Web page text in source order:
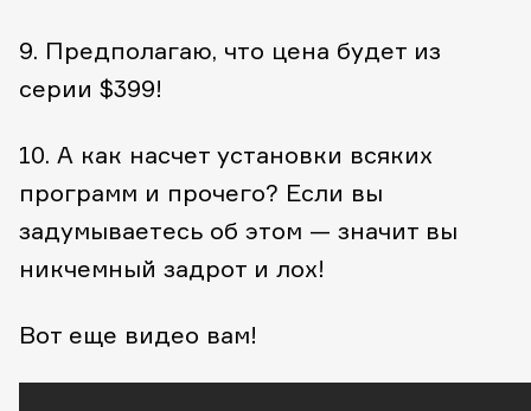
9. Предполагаю, что цена будет из
серии $399!
10. А как насчет установки всяких
программ и прочего? Если вы
задумываетесь об этом — значит вы
никчемный задрот и лох!
Вот еще видео вам!